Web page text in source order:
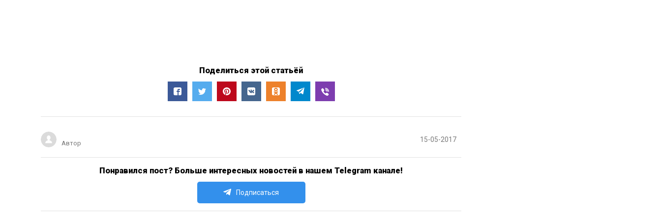
Поделиться этой статьёй
Автор 15-05-2017
Понравился пост? Больше интересных новостей в нашем Telegram канале!
Подписаться